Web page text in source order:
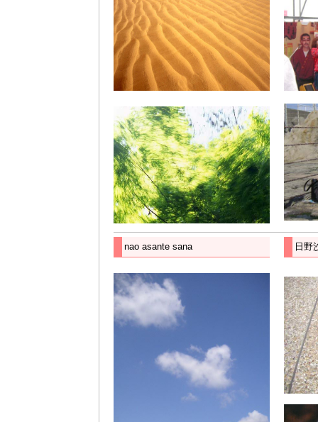
nao asante sana 日野